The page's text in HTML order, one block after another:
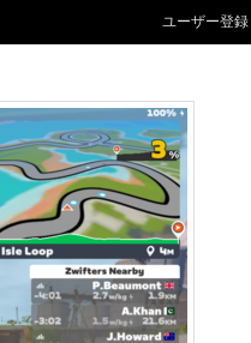
ユーザー登録